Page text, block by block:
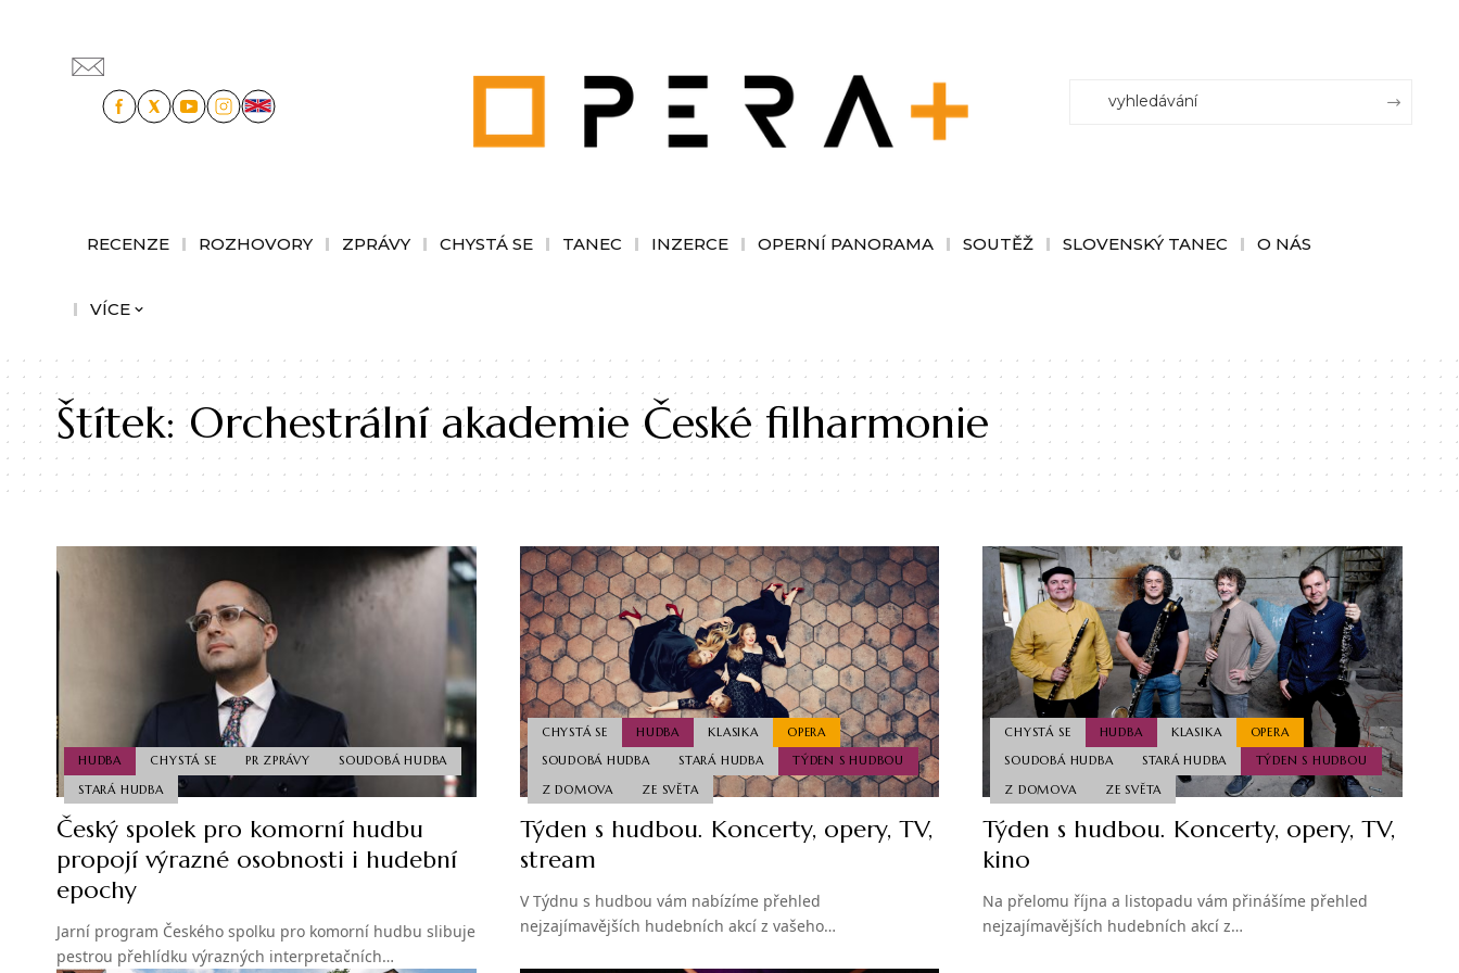
RECENZE ROZHOVORY ZPRÁVY CHYSTÁ SE TANEC INZERCE OPERNÍ PANORAMA SOUTĚŽ SLOVENSKÝ TANEC O NÁS
VÍCE
Štítek:Orchestrální akademie České filharmonie
HUDBA CHYSTÁ SE PR ZPRÁVY
SOUDOBÁ HUDBA
STARÁ HUDBA
Český spolek pro komorní hudbu
propojí výrazné osobnosti i hudební
epochy
Jarní program Českého spolku pro komorní hudbu slibuje
pestrou přehlídku výrazných interpretačních…
CHYSTÁ SE HUDBA KLASIKA
OPERA
SOUDOBÁ HUDBA
STARÁ HUDBA
TÝDEN S HUDBOU
Z DOMOVA
ZE SVĚTA
Týden s hudbou. Koncerty, opery, TV,
stream
V Týdnu s hudbou vám nabízíme přehled
nejzajímavějších hudebních akcí z vašeho…
CHYSTÁ SE HUDBA KLASIKA
OPERA
SOUDOBÁ HUDBA
STARÁ HUDBA
TÝDEN S HUDBOU
Z DOMOVA
ZE SVĚTA
Týden s hudbou. Koncerty, opery, TV,
kino
Na přelomu října a listopadu vám přinášíme přehled
nejzajímavějších hudebních akcí z…